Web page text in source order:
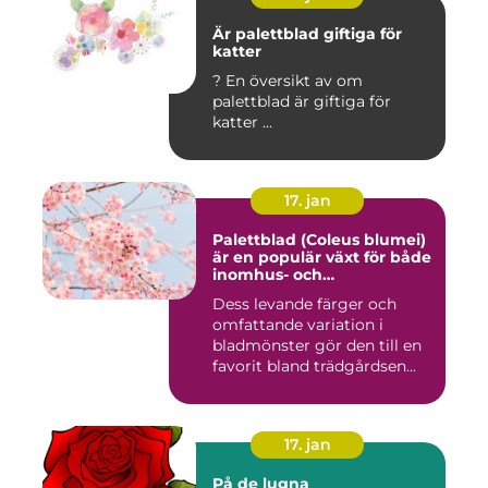
Är palettblad giftiga för
katter
? En översikt av om
palettblad är giftiga för
katter ...
17. jan
Palettblad (Coleus blumei)
är en populär växt för både
inomhus- och
Dess levande färger och
omfattande variation i
bladmönster gör den till en
favorit bland trädgårdsen...
17. jan
På de lugna